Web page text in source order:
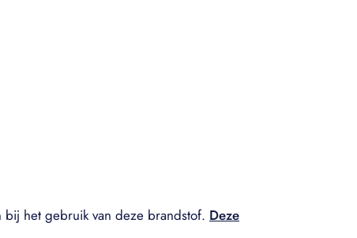
het gebruik van deze brandstof. Deze